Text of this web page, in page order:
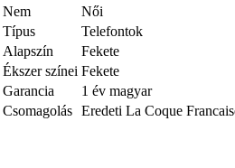
Nem
Női
Típus
Telefontok
Alapszín
Fekete
Ékszer színei Fekete
Garancia
1 év magyar
Csomagolás Eredeti La Coque